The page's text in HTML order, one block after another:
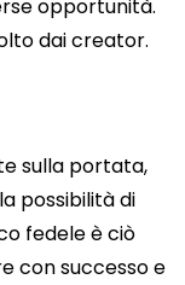
opportunità.
dai creator.
sulla portata,
possibilità di
fedele è ciò
con successo e